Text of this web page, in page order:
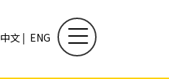
中文 | ENG